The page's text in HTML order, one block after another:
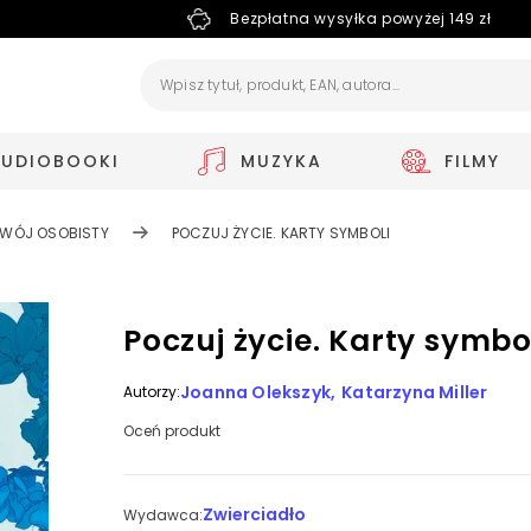
Bezpłatna wysyłka powyżej 149 zł
MUZYKA FILMY
OSOBISTY POCZUJ ŻYCIE. KARTY SYMBOLI
Poczuj życie. Karty
Autorzy:Joanna Olekszyk Katarzyna Miller
Oceń produkt
Wydawca:Zwierciadło